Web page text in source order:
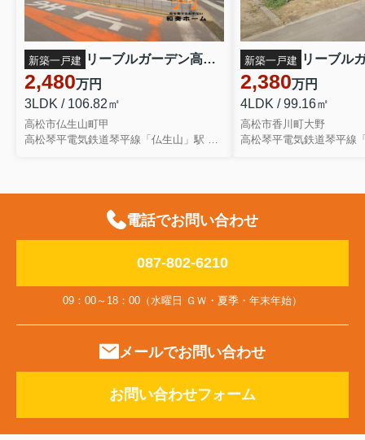
新築一戸建 リーブルガーデン高松市仏生山町第七◇2026年度補助金対象の長期優良住宅です！ ３号棟
2,480万円
3LDK / 106.82㎡
高松市仏生山町甲
新築一戸建
2,380万円
4LDK / 99.16㎡
高松市香川町大野
電話でお問い合わせ
087-802-6210
09：00～18：00（水曜日 ＧＷ・夏季・年末年始）
メールでお問い合わせ
お問い合わせフォーム